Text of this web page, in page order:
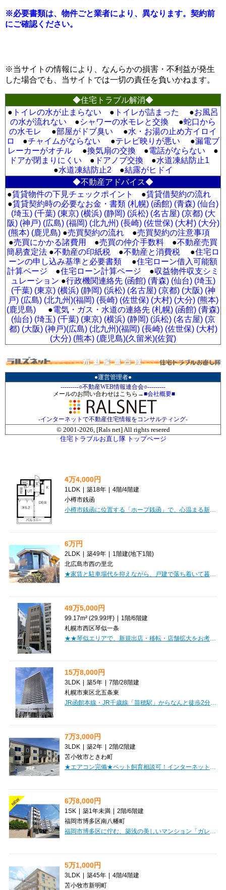
※必要書類は、物件ごと業者により、異なります。契約前
にご確認ください。
※当サイトの情報により、なんらかの損害・不利益が発生
した場合でも、当サイトでは一切の責任を負いかねます。
◆住宅トラブル解消◆
● トイレの水が止まらない ● トイレが詰まった ●お風呂
の水が流れない ●シャワーの水モレと交換 ●蛇口から
の水モレ
●部屋がドブ臭い ●水・お湯の止め方イロイ
ロ
●チャイムがならない ●テレビ映りが悪い ●漏電ブ
レーカーがオチル ●換気扇の交換 ●電話がならない ●
ドアが閉まりにくい ● ドアノブ交換 ●水道凍結防止1
●水道凍結防止2 ●結露がヒドイ
◆不動産アドバイス◆
●賃貸物件の下見チェックポイント ●賃貸借契約の流れ
●賃貸契約時の必要なお金・書類 (札幌) (函館) (青森) (仙台)
(埼玉) (千葉) (東京) (横浜) (静岡) (浜松) (名古屋) (京都) (大
阪) (神戸) (広島) (福岡) (北九州) (長崎) (佐世保) (大村) (大分)
(熊本) (鹿児島) ●売買契約の流れ ●売買契約の注意事項
●売買にかかる諸費用 ●売買の仲介手数料 ●不動産売買
簡易査定法 ●不動産の印紙税 ●不動産と消費税 ●住宅ロ
ーンの申し込み基準と必要書類 ●住宅ローン借入可能額
計算ページ ●住宅ローン計算ページ ●収益物件収支シミ
ュレーション ●行政機関連絡先 (函館) (青森) (仙台) (埼玉)
(千葉) (東京) (横浜) (静岡) (浜松) (名古屋) (京都) (大阪) (神
戸) (広島) (北九州)(福岡) (長崎) (佐世保) (大村) (大分) (熊本)
(鹿児島) ●電気・ガス・水道の連絡先 (札幌) (函館) (青森)
(仙台) (埼玉) (千葉) (東京) (横浜) (静岡) (浜松) (名古屋) (京
都) (大阪) (神戸)(広島) (北九州)(福岡) (長崎) (佐世保) (大村)
(大分) (熊本) (鹿児島)(久留米)(佐賀)
●運営管理者●
---------○不動産WEB情報連合会○---------
メールのお問い合わせはこちら→■会社概要■
-インターネットで不動産住宅情報をコンサルティング-
© 2001-2026, [Rals net] All rights resered
住宅トラブルお直し隊 トップページ
4万4,000円
1LDK | 築18年 | 4階/4階建
小樽市銭函
6万円
2LDK | 築49年 | 1階建(地下1階)
北広島市西の里北
49万5,000円
99.17m² (29.99坪) | 1階/6階建
札幌市西区琴似一条
15万8,000円
3LDK | 築5年 | 7階/28階建
札幌市東区北五条東
7万3,000円
3LDK | 築2年 | 2階/2階建
苫小牧市ときわ町
NEW 6万8,000円
1SK | 築1年未満 | 2階/6階建
福岡市博多区南八幡町
5万1,000円
3LDK | 築45年 | 4階/4階建
苫小牧市新明町